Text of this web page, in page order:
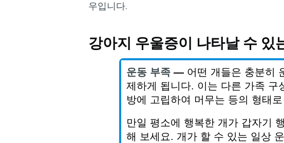
우입니다.
강아지 우울증이 나타날 수 있
운동 부족 — 어떤 개들은 충분히
제하게 됩니다. 이는 다른 가족 구
방에
고립하여 머무는 등의 형태로
만일 평소에 행복한 개가 갑자기
해 보세요. 개가 할 수 있는 일상